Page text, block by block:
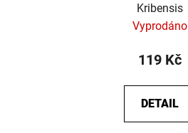
Kribensis
Vyprodáno
119 Kč
DETAIL